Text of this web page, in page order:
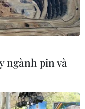
chuyên gia
là tăng sự chủ
sự khéo léo trong
hoạt để ứng xử.
ngành pin và